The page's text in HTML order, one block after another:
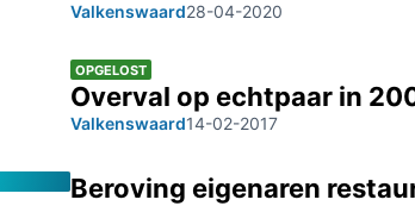
Valkenswaard28-04-2020
OPGELOST
Overval op echtpaar in
Valkenswaard14-02-2017
Beroving eigenaren